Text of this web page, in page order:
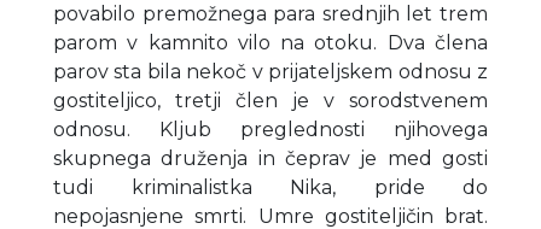
povabilo premožnega para srednjih let trem
parom v kamnito vilo na otoku. Dva člena
parov sta bila nekoč v prijateljskem odnosu z
gostiteljico, tretji člen je v sorodstvenem
odnosu. Kljub preglednosti njihovega
skupnega druženja in čeprav je med gosti
tudi kriminalistka Nika, pride do
nepojasnjene smrti. Umre gostiteljičin brat.